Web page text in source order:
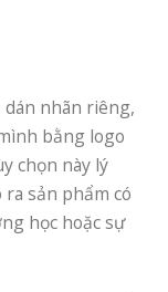
nhãn riêng,
bằng logo
chọn này lý
sản phẩm có
học hoặc sự